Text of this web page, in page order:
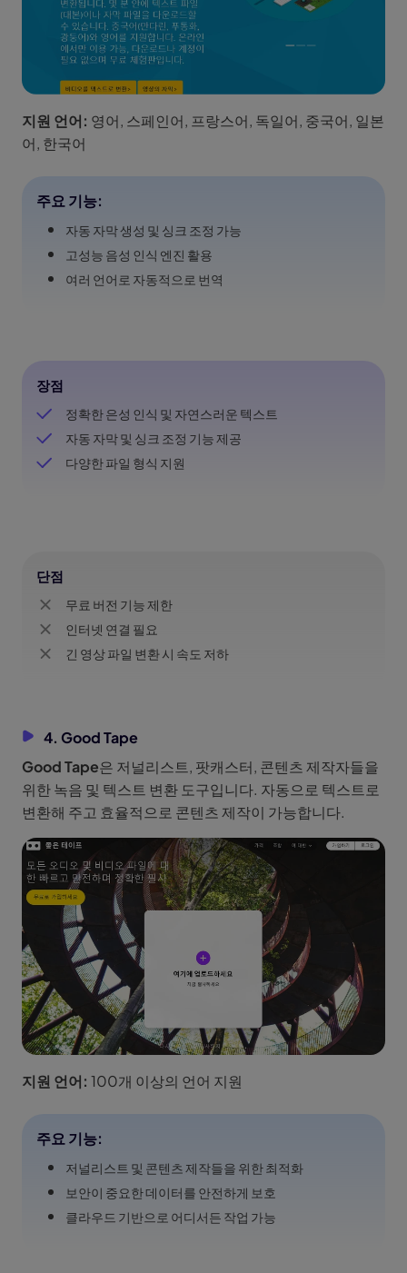
지원 언어: 영어, 스페인어, 프랑스어, 독일어, 중국어, 일본
어, 한국어
주요 기능:
자동 자막 생성 및 싱크 조정 가능
고성능 음성 인식 엔진 활용
여러 언어로 자동적으로 번역
장점
정확한 은성 인식 및 자연스러운 텍스트
자동 자막 및 싱크 조정 기능 제공
다양한 파일 형식 지원
단점
무료 버전 기능 제한
인터넷 연결 필요
긴 영상 파일 변환 시 속도 저하
4. Good Tape
Good Tape은 저널리스트, 팟캐스터, 콘텐츠 제작자들을
위한 녹음 및 텍스트 변환 도구입니다. 자동으로 텍스트로
변환해 주고 효율적으로 콘텐츠 제작이 가능합니다.
지원 언어: 100개 이상의 언어 지원
주요 기능:
저널리스트 및 콘텐츠 제작들을 위한 최적화
보안이 중요한 데이터를 안전하게 보호
클라우드 기반으로 어디서든 작업 가능